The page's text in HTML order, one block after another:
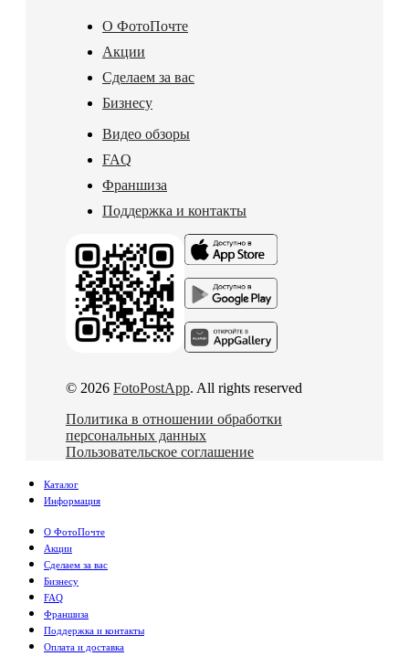
О ФотоПочте
Акции
Сделаем за вас
Бизнесу
Видео обзоры
FAQ
Франшиза
Поддержка и контакты
© 2026 FotoPostApp. All rights reserved
Политика в отношении обработки
персональных данных
Пользовательское соглашение
Каталог
Информация
О ФотоПочте
Акции
Сделаем за вас
Бизнесу
FAQ
Франшиза
Поддержка и контакты
Оплата и доставка